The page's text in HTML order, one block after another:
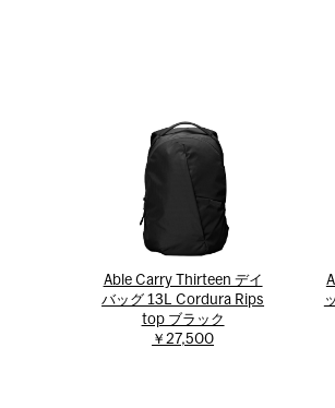
Able Carry Thirteen デイ
バッグ 13L Cordura Rips
top ブラック
￥27,500